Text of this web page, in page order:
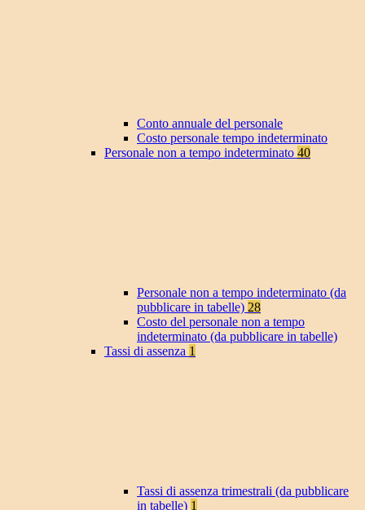
Conto annuale del personale
Costo personale tempo indeterminato
Personale non a tempo indeterminato 40
Personale non a tempo indeterminato (da
pubblicare in tabelle) 28
Costo del personale non a tempo
indeterminato (da pubblicare in tabelle)
Tassi di assenza 1
Tassi di assenza trimestrali (da pubblicare
in tabelle) 1